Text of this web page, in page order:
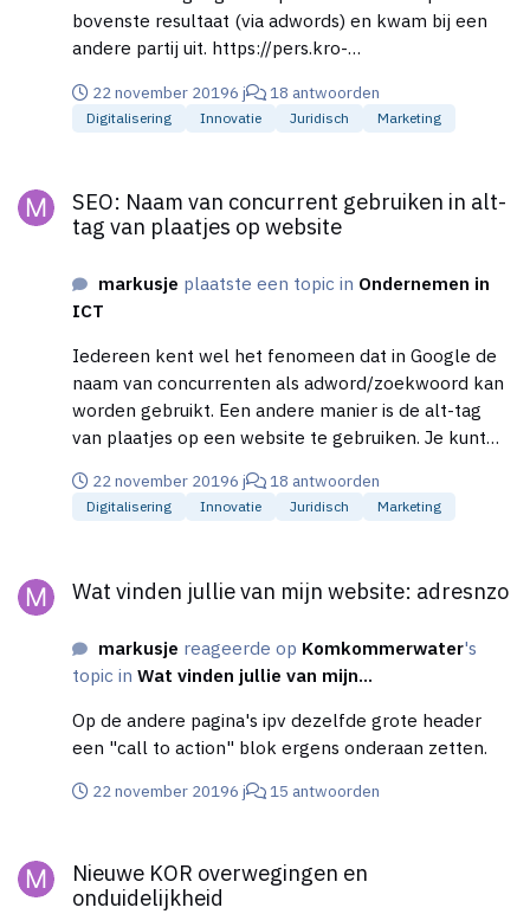
bovenste resultaat (via adwords) en kwam bij een
andere partij uit. https://pers.kro-
rijdende-rechter-aflevering-7-laat-je-niet-kisten
22 november 20196 j 18 antwoorden
Digitalisering Innovatie Juridisch Marketing
SEO: Naam van concurrent gebruiken in alt-
tag van plaatjes op website
markusje plaatste een topic in Ondernemen in
ICT
Iedereen kent wel het fenomeen dat in Google de
naam van concurrenten als adword/zoekwoord kan
worden gebruikt. Een andere manier is de alt-tag
van plaatjes op een website te gebruiken. Je kunt
concurrent inzetten. Een gewone website bezoeker
ziet de alt-tag info niet, maar Google indexeert deze
22 november 20196 j 18 antwoorden
Digitalisering Innovatie Juridisch Marketing
Wat vinden jullie van mijn website: adresnzo
markusje reageerde op Komkommerwater's
topic in Wat vinden jullie van mijn...
Op de andere pagina's ipv dezelfde grote header
een "call to action" blok ergens onderaan zetten.
22 november 20196 j 15 antwoorden
Nieuwe KOR overwegingen en
onduidelijkheid